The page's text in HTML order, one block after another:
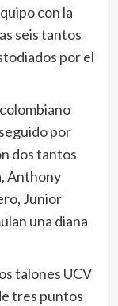
con la
seis tantos
por el
por
dos tantos
Anthony
Junior
una diana
talones UCV
tres puntos